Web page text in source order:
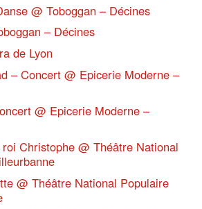
@ Toboggan – Décines
– Décines
de Lyon
– Concert @ Epicerie Moderne –
@ Epicerie Moderne –
Christophe @ Théâtre National
@ Théâtre National Populaire